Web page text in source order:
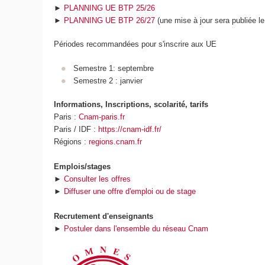
► PLANNING UE BTP 25/26
► PLANNING UE BTP 26/27 (une mise à jour sera publiée
Périodes recommandées pour s'inscrire aux UE
Semestre 1: septembre
Semestre 2 : janvier
Informations, Inscriptions, scolarité, tarifs
Paris :Cnam-paris.fr
Paris / IDF : https://cnam-idf.fr/
Régions :regions.cnam.fr
Emplois/stages
►Consulter les offres
► Diffuser une offre d'emploi ou de stage
Recrutement d'enseignants
► Postuler dans l'ensemble du réseau Cnam